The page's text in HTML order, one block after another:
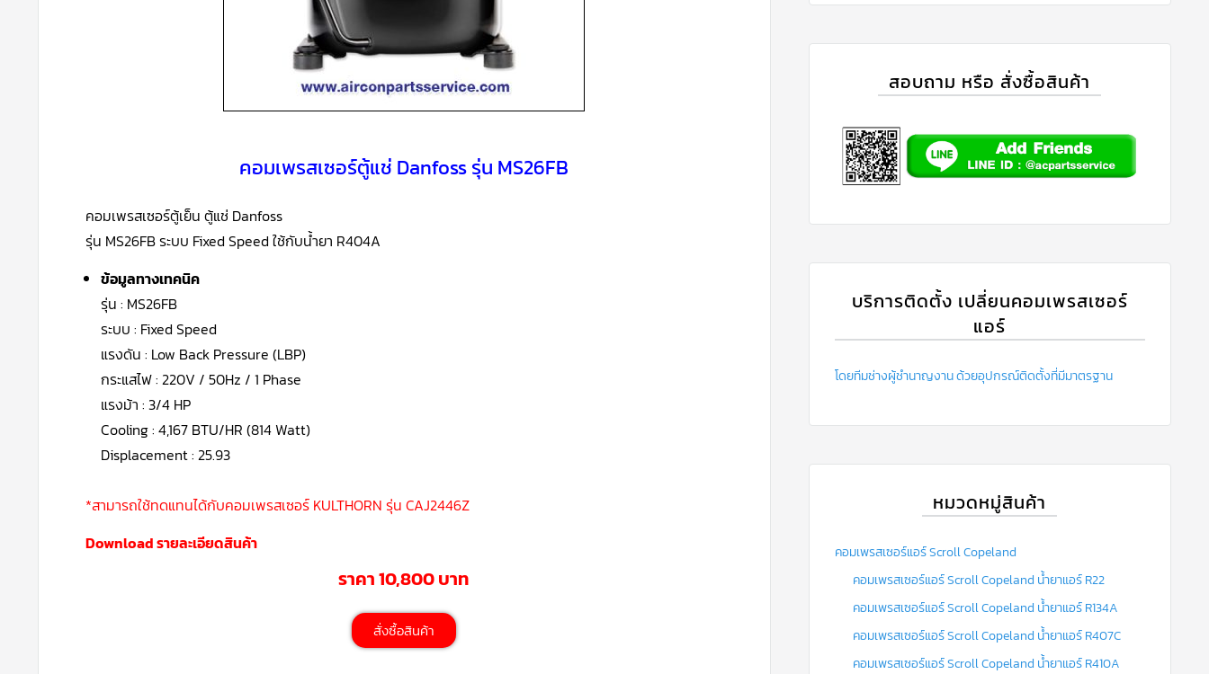
คอมเพรสเซอร์ตู้แช่ Danfoss รุ่น MS26FB
คอมเพรสเซอร์ตู้เย็น ตู้แช่ Danfoss
รุ่น MS26FB ระบบ Fixed Speed ใช้กับน้ำยา R404A
ข้อมูลทางเทคนิค
รุ่น : MS26FB
ระบบ : Fixed Speed
แรงดัน : Low Back Pressure (LBP)
กระแสไฟ : 220V / 50Hz / 1 Phase
แรงม้า : 3/4 HP
Cooling : 4,167 BTU/HR (814 Watt)
Displacement : 25.93
*สามารถใช้ทดแทนได้กับคอมเพรสเซอร์ KULTHORN รุ่น CAJ2446Z
Download รายละเอียดสินค้า
ราคา 10,800 บาท
สั่งซื้อสินค้า
สอบถาม หรือ สั่งซื้อสินค้า
บริการติดตั้ง เปลี่ยนคอมเพรสเซอร์
แอร์
โดยทีมช่างผู้ชำนาญงาน ด้วยอุปกรณ์ติดตั้งที่มีมาตรฐาน
หมวดหมู่สินค้า
คอมเพรสเซอร์แอร์ Scroll Copeland
คอมเพรสเซอร์แอร์ Scroll Copeland น้ำยาแอร์ R22
คอมเพรสเซอร์แอร์ Scroll Copeland น้ำยาแอร์ R134A
คอมเพรสเซอร์แอร์ Scroll Copeland น้ำยาแอร์ R407C
คอมเพรสเซอร์แอร์ Scroll Copeland น้ำยาแอร์ R410A